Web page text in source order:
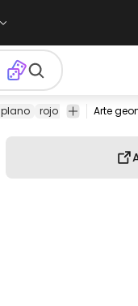
plano rojo naranja